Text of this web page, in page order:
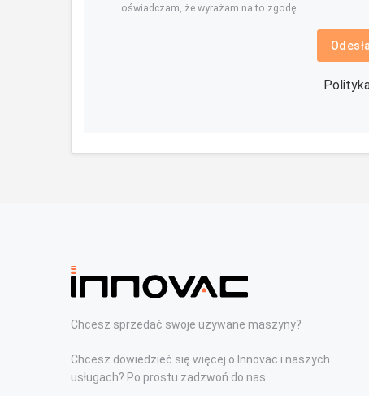
oświadczam, że wyrażam na to zgodę.
Chcesz sprzedać swoje używane maszyny?
Chcesz dowiedzieć się więcej o Innovac i naszych
usługach? Po prostu zadzwoń do nas.